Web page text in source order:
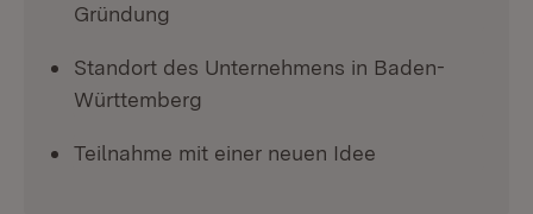
Gründung
Standort des Unternehmens in Baden-
Württemberg
Teilnahme mit einer neuen Idee